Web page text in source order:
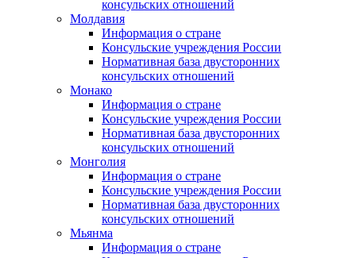
консульских отношений
Молдавия
Информация о стране
Консульские учреждения России
Нормативная база двусторонних
консульских отношений
Монако
Информация о стране
Консульские учреждения России
Нормативная база двусторонних
консульских отношений
Монголия
Информация о стране
Консульские учреждения России
Нормативная база двусторонних
консульских отношений
Мьянма
Информация о стране